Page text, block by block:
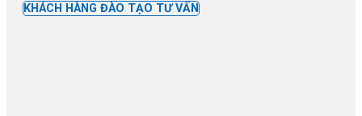
KHÁCH HÀNG ĐÀO TẠO TƯ VẤN